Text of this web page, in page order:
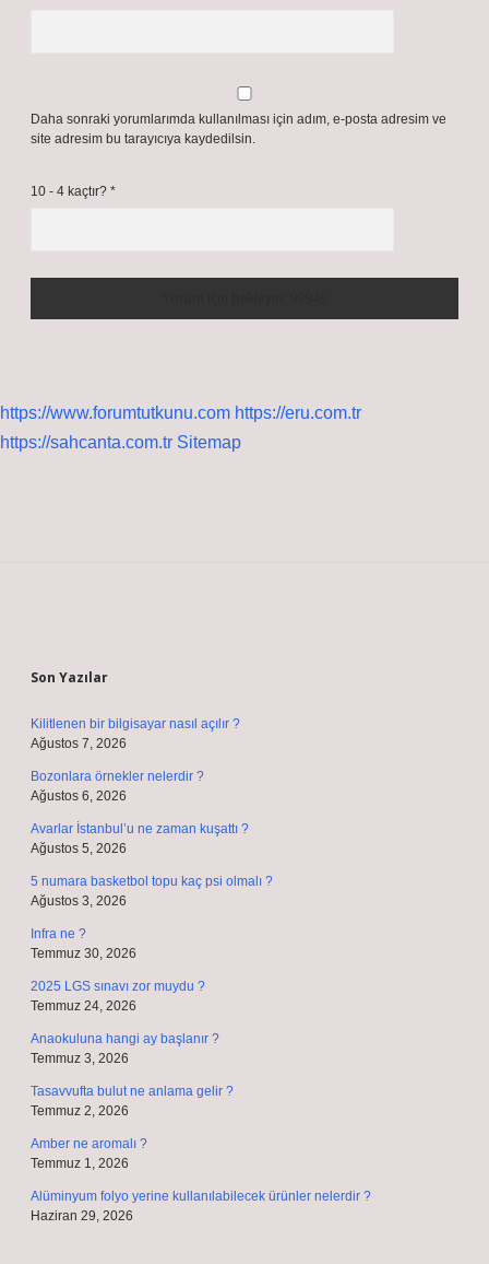
Daha sonraki yorumlarımda kullanılması için adım, e-posta adresim ve
site adresim bu tarayıcıya kaydedilsin.
10 - 4 kaçtır? *
https://www.forumtutkunu.com https://eru.com.tr
https://sahcanta.com.tr Sitemap
Son Yazılar
Kilitlenen bir bilgisayar nasıl açılır ?
Ağustos 7, 2026
Bozonlara örnekler nelerdir ?
Ağustos 6, 2026
Avarlar İstanbul’u ne zaman kuşattı ?
Ağustos 5, 2026
5 numara basketbol topu kaç psi olmalı ?
Ağustos 3, 2026
Infra ne ?
Temmuz 30, 2026
2025 LGS sınavı zor muydu ?
Temmuz 24, 2026
Anaokuluna hangi ay başlanır ?
Temmuz 3, 2026
Tasavvufta bulut ne anlama gelir ?
Temmuz 2, 2026
Amber ne aromalı ?
Temmuz 1, 2026
Alüminyum folyo yerine kullanılabilecek ürünler nelerdir ?
Haziran 29, 2026